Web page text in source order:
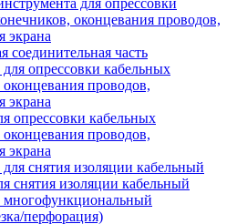
для опрессовки
оконцевания проводов,
экрана
соединительная часть
опрессовки кабельных
проводов,
экрана
снятия изоляции кабельный